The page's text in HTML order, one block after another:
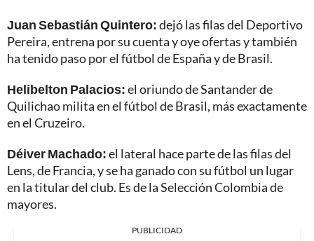
Juan Sebastián Quintero:dejó las filas del Deportivo
Pereira, entrena por su cuenta y oye ofertas y también
ha tenido paso por el fútbol de España y de Brasil.
Helibelton Palacios:el oriundo de Santander de
Quilichao milita en el fútbol de Brasil, más exactamente
en el Cruzeiro.
Déiver Machado:el lateral hace parte de las filas del
Lens, de Francia, y se ha ganado con su fútbol un lugar
en la titular del club. Es de la Selección Colombia de
mayores.
PUBLICIDAD